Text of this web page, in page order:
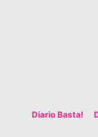
Diario Basta!